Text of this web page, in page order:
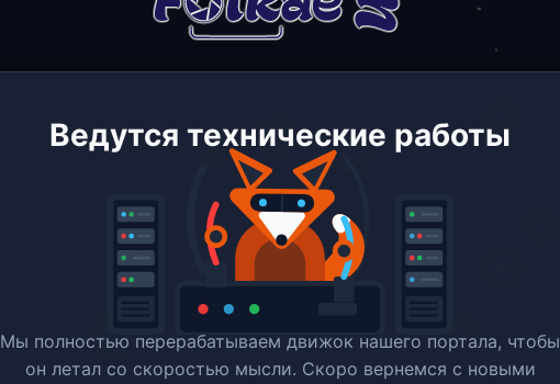
Ведутся технические работы
Мы полностью перерабатываем движок нашего портала, чтобы
он летал со скоростью мысли. Скоро вернемся c новыми